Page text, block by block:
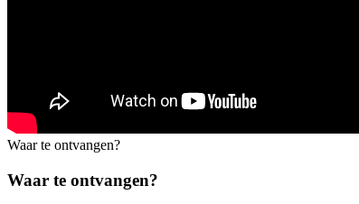
Waar te ontvangen?
Waar te ontvangen?